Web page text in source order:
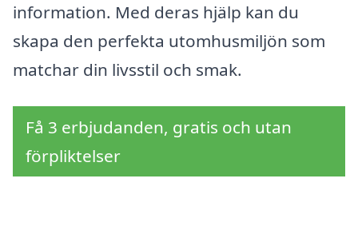
information. Med deras hjälp kan du
skapa den perfekta utomhusmiljön som
matchar din livsstil och smak.
Få 3 erbjudanden, gratis och utan
förpliktelser